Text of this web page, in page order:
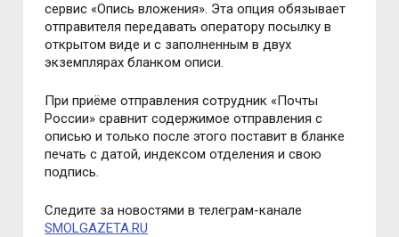
сервис «Опись вложения». Эта опция обязывает
отправителя передавать оператору посылку в
открытом виде и с заполненным в двух
экземплярах бланком описи.
При приёме отправления сотрудник «Почты
России» сравнит содержимое отправления с
описью и только после этого поставит в бланке
печать с датой, индексом отделения и свою
подпись.
Следите за новостями в телеграм-канале
SMOLGAZETA.RU